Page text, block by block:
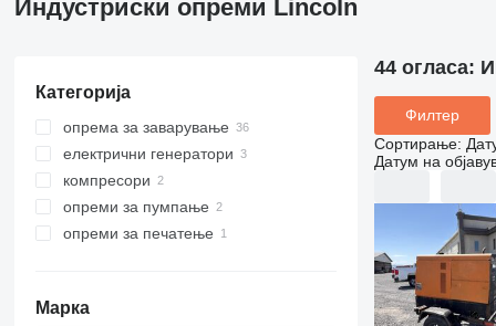
Индустриски опреми Lincoln
Категорија
опрема за заварување
апарати за заварување
агрегати за заварување
аспиратори за чад од заварување
електрични генератори
дизел генератори
компресори
стационарни воздушни
опреми за пумпање
моторни пумпи
опреми за печатење
Марка
44 огласа:
Филтер
Сортирање:
Датум на